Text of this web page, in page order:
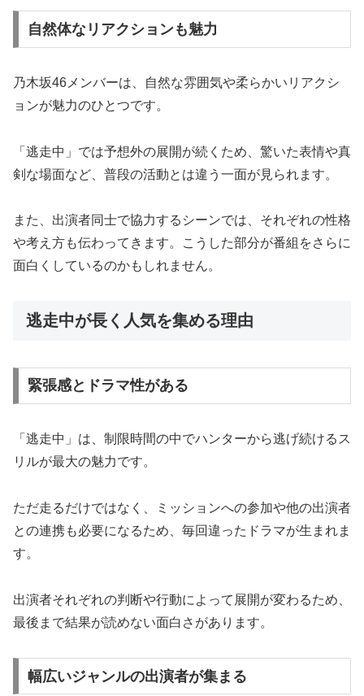
自然体なリアクションも魅力
乃木坂46メンバーは、自然な雰囲気や柔らかいリアクシ
ョンが魅力のひとつです。
「逃走中」では予想外の展開が続くため、驚いた表情や真
剣な場面など、普段の活動とは違う一面が見られます。
また、出演者同士で協力するシーンでは、それぞれの性格
や考え方も伝わってきます。こうした部分が番組をさらに
面白くしているのかもしれません。
逃走中が長く人気を集める理由
緊張感とドラマ性がある
「逃走中」は、制限時間の中でハンターから逃げ続けるス
リルが最大の魅力です。
ただ走るだけではなく、ミッションへの参加や他の出演者
との連携も必要になるため、毎回違ったドラマが生まれま
す。
出演者それぞれの判断や行動によって展開が変わるため、
最後まで結果が読めない面白さがあります。
幅広いジャンルの出演者が集まる